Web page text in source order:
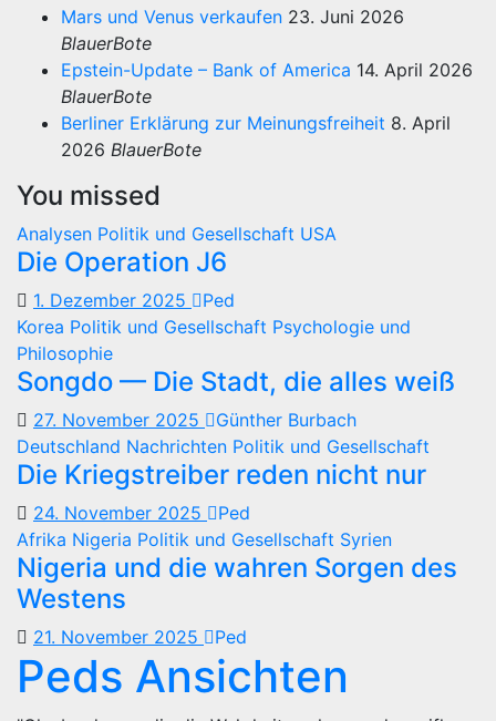
Mars und Venus verkaufen 23. Juni 2026
BlauerBote
Epstein-Update – Bank of America 14. April 2026
BlauerBote
Berliner Erklärung zur Meinungsfreiheit 8. April
2026 BlauerBote
You missed
Analysen Politik und Gesellschaft USA
Die Operation J6
1. Dezember 2025
Ped
Korea Politik und Gesellschaft Psychologie und
Philosophie
Songdo — Die Stadt, die alles weiß
27. November 2025
Günther Burbach
Deutschland Nachrichten Politik und Gesellschaft
Die Kriegstreiber reden nicht nur
24. November 2025
Ped
Afrika Nigeria Politik und Gesellschaft Syrien
Nigeria und die wahren Sorgen des
Westens
21. November 2025 Ped
Peds Ansichten